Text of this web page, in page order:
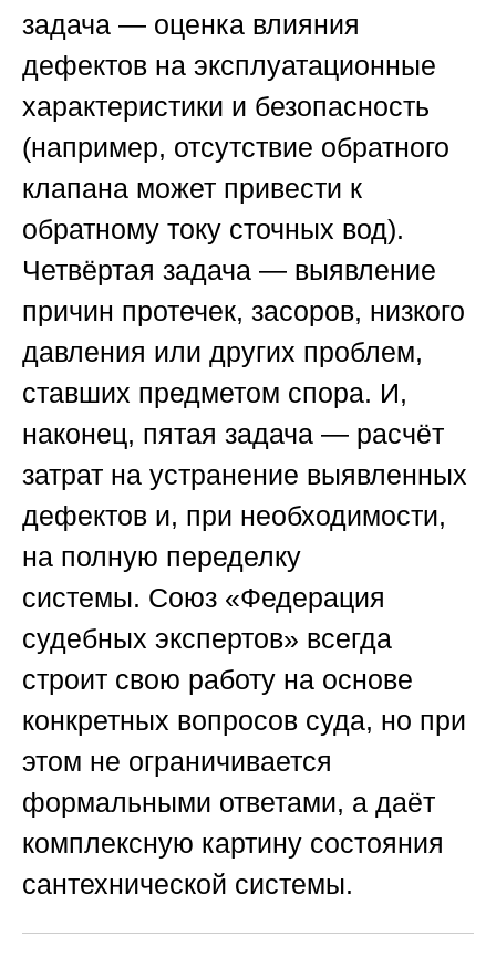
задача — оценка влияния
дефектов на эксплуатационные
характеристики и безопасность
(например, отсутствие обратного
клапана может привести к
обратному току сточных вод).
Четвёртая задача — выявление
причин протечек, засоров, низкого
давления или других проблем,
ставших предметом спора. И,
наконец, пятая задача — расчёт
затрат на устранение выявленных
дефектов и, при необходимости,
на полную переделку
системы. Союз «Федерация
судебных экспертов» всегда
строит свою работу на основе
конкретных вопросов суда, но при
этом не ограничивается
формальными ответами, а даёт
комплексную картину состояния
сантехнической системы.